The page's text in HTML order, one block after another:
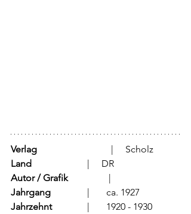
Verlag
			  |     Scholz
Land
			  |     DR
Autor / Grafik
Jahrgang
		  |	ca. 1927
Jahrzehnt
		  |	1920 - 1930